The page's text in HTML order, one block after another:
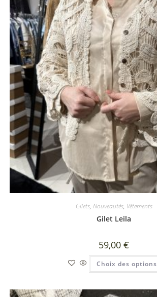
Gilets, Nouveautés, Vêtements
Gilet Leila
59,00 €
Choix des options